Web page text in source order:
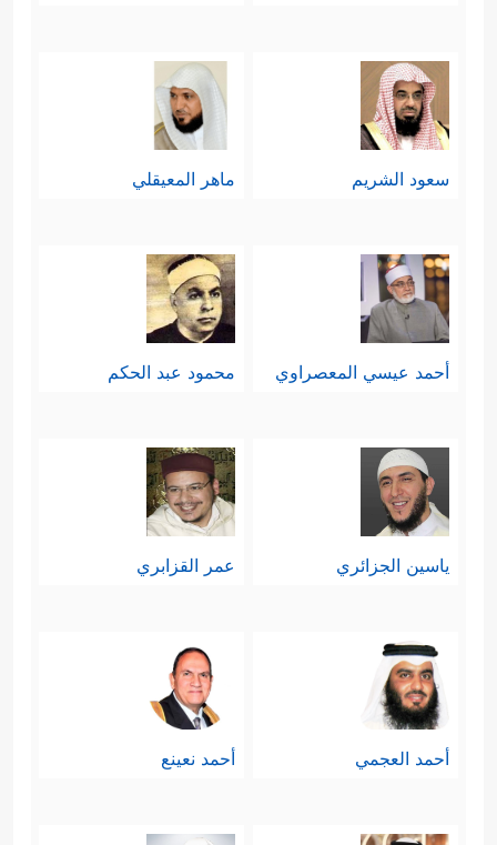
يقولون له:
﴿یَـٰهُودُ مَا جِئۡتَنَا بِبَیِّنَةࣲ﴾.
سعود الشريم ماهر المعيقلي
أحمد عيسي المعصراوي محمود عبد الحكم
ياسين الجزائري عمر القزابري
أحمد العجمي أحمد نعينع